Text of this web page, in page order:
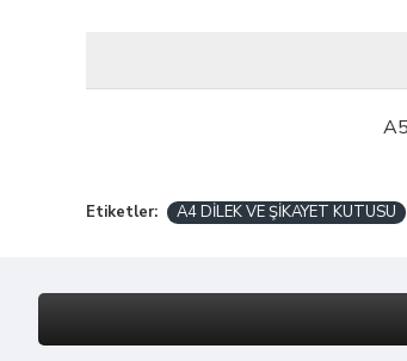
Etiketler: A4 DİLEK VE ŞİKAYET KUTUSU